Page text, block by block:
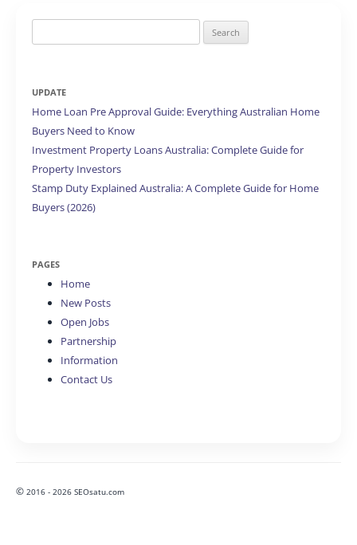
for:
UPDATE
Home Loan Pre Approval Guide: Everything Australian Home
Buyers Need to Know
Investment Property Loans Australia: Complete Guide for
Property Investors
Stamp Duty Explained Australia: A Complete Guide for Home
Buyers (2026)
PAGES
Home
New Posts
Open Jobs
Partnership
Information
Contact Us
© 2016 - 2026 SEOsatu.com